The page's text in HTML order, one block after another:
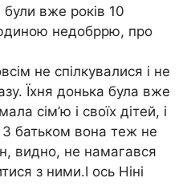
вже років 10
недобррю, про
не спілкувалися і не
Їхня донька була вже
сім’ю і своїх дітей, і
З батьком вона теж не
видно, не намагався
з ними.І ось Ніні